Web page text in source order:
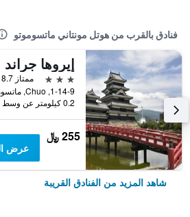
فنادق بالقرب من هوتل مونتاني ماتسوموتو
3 نجوم
ممتاز 8.7
0.2 كيلومتر عن وسط المدينة
255 ﷼
عرض
شاهد المزيد من الفنادق القريبة